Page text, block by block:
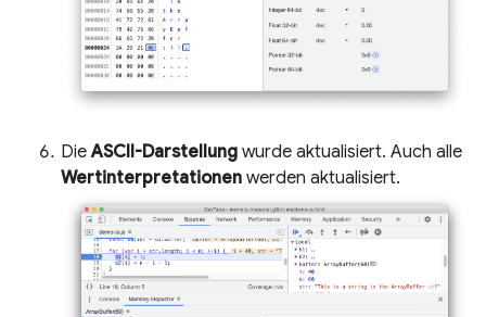
DieASCII-Darstellung wurde aktualisiert. Auch alle
Wertinterpretationen werden aktualisiert.